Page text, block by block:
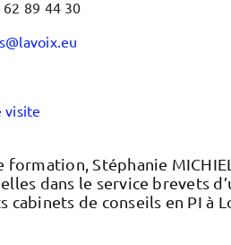
89 44 30
visite
formation, Stéphanie
dans le service brevets
cabinets de conseils en PI à